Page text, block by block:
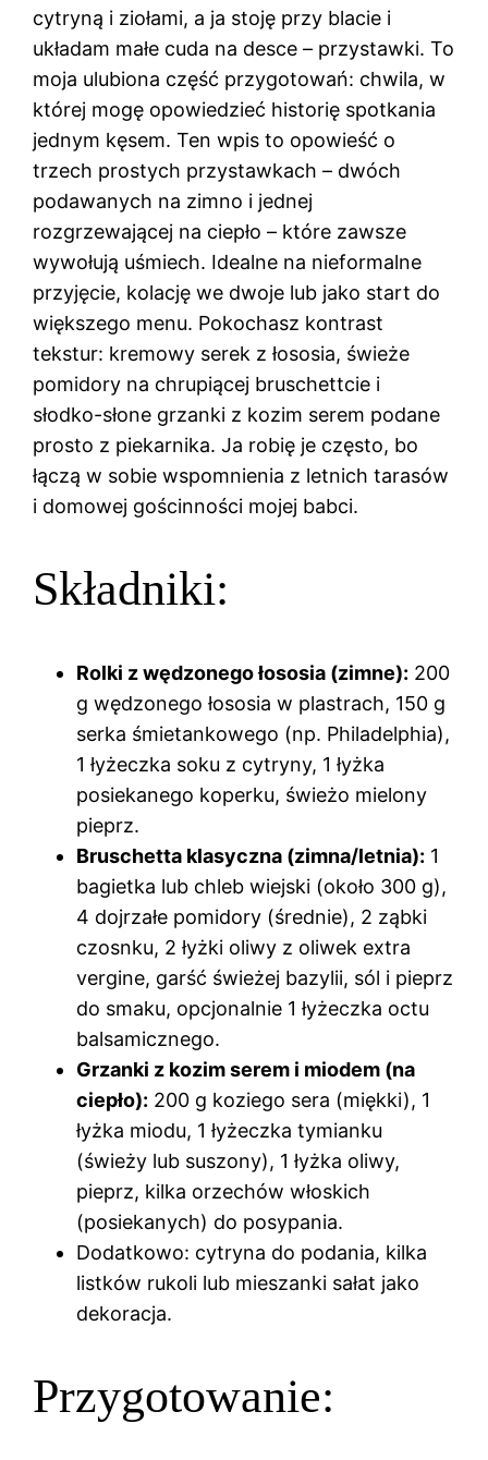
cytryną i ziołami, a ja stoję przy blacie i
układam małe cuda na desce – przystawki. To
moja ulubiona część przygotowań: chwila, w
której mogę opowiedzieć historię spotkania
jednym kęsem. Ten wpis to opowieść o
trzech prostych przystawkach – dwóch
podawanych na zimno i jednej
rozgrzewającej na ciepło – które zawsze
wywołują uśmiech. Idealne na nieformalne
przyjęcie, kolację we dwoje lub jako start do
większego menu. Pokochasz kontrast
tekstur: kremowy serek z łososia, świeże
pomidory na chrupiącej bruschettcie i
słodko-słone grzanki z kozim serem podane
prosto z piekarnika. Ja robię je często, bo
łączą w sobie wspomnienia z letnich tarasów
i domowej gościnności mojej babci.
Składniki:
Rolki z wędzonego łososia (zimne): 200
g wędzonego łososia w plastrach, 150 g
serka śmietankowego (np. Philadelphia),
1 łyżeczka soku z cytryny, 1 łyżka
posiekanego koperku, świeżo mielony
pieprz.
Bruschetta klasyczna (zimna/letnia): 1
bagietka lub chleb wiejski (około 300 g),
4 dojrzałe pomidory (średnie), 2 ząbki
czosnku, 2 łyżki oliwy z oliwek extra
vergine, garść świeżej bazylii, sól i pieprz
do smaku, opcjonalnie 1 łyżeczka octu
balsamicznego.
Grzanki z kozim serem i miodem (na
ciepło): 200 g koziego sera (miękki), 1
łyżka miodu, 1 łyżeczka tymianku
(świeży lub suszony), 1 łyżka oliwy,
pieprz, kilka orzechów włoskich
(posiekanych) do posypania.
Dodatkowo: cytryna do podania, kilka
listków rukoli lub mieszanki sałat jako
dekoracja.
Przygotowanie: